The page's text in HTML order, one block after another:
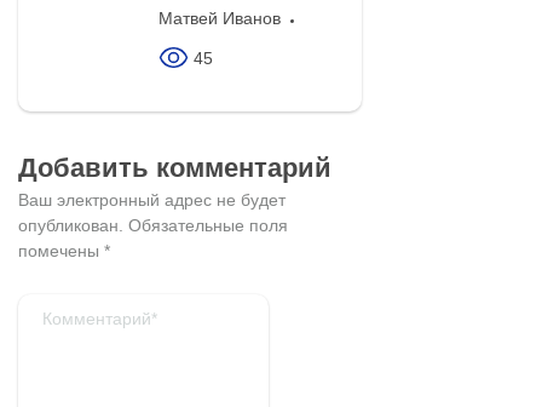
Матвей Иванов
45
Добавить комментарий
Ваш электронный адрес не будет
опубликован. Обязательные поля
помечены *